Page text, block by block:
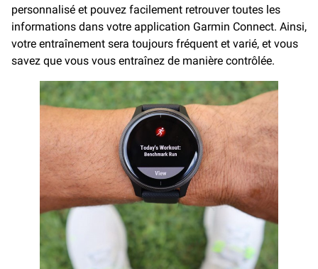
personnalisé et pouvez facilement retrouver toutes les
informations dans votre application Garmin Connect. Ainsi,
votre entraînement sera toujours fréquent et varié, et vous
savez que vous vous entraînez de manière contrôlée.